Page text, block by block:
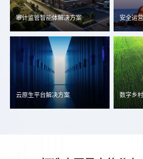
审计监管智能体解决方案 安全运
云原生平台解决方案 数字乡